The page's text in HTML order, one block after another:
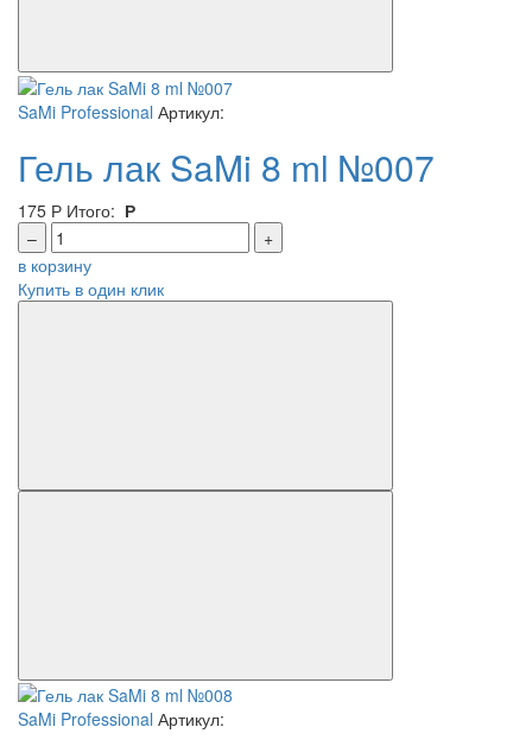
SaMi Professional Артикул:
Гель лак SaMi 8 ml №007
175 Р Итого: Р
–
+
в корзину
Купить в один клик
SaMi Professional Артикул: